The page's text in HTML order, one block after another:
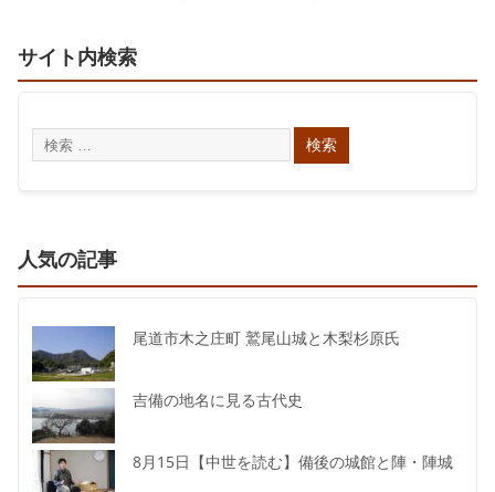
サイト内検索
人気の記事
尾道市木之庄町 鷲尾山城と木梨杉原氏
吉備の地名に見る古代史
8月15日【中世を読む】備後の城館と陣・陣城